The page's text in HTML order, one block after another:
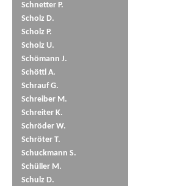
Schnetter P.
Scholz D.
Scholz P.
Scholz U.
Schömann J.
Schöttl A.
Schrauf G.
Schreiber M.
Schreiter K.
Schröder W.
Schröter T.
Schuckmann S.
Schüller M.
Schulz D.